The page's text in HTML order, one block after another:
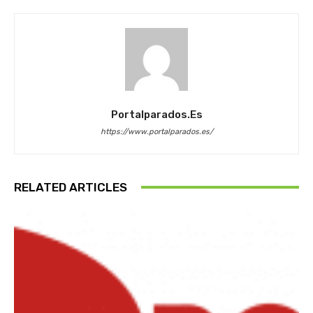
Portalparados.es
https://www.portalparados.es/
RELATED ARTICLES